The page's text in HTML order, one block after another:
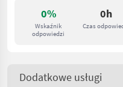
0%
Wskaźnik
odpowiedzi
0h
Czas
Dodatkowe usługi